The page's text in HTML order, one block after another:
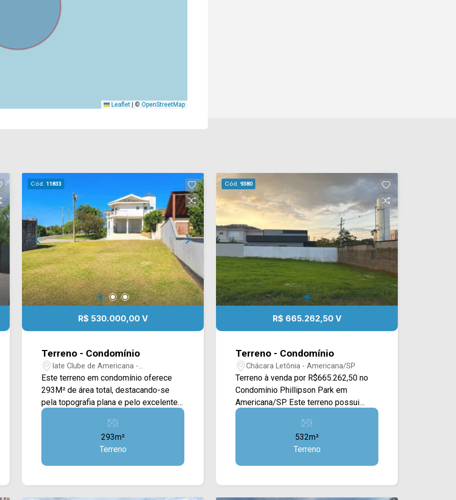
Leaflet © OpenStreetMap
Cód. 11833
R$ 530.000,00 V
Terreno - Condomínio
Iate Clube de Americana -
Americana/SP
Este terreno em condomínio oferece
293M² de área total, destacando-se
pela topografia plana e pelo excelente
potencial construtivo, sendo uma ótima
oportunidade para quem deseja
construir uma residência moderna em
um ambiente seguro, organizado e
valorizado. Com um formato versátil e
permite a execução de diferentes
293m²
Terreno
Cód. 9380
R$ 665.262,50 V
Terreno - Condomínio
Chácara Letônia - Americana/SP
Terreno à venda por R$665.262,50 no
Condomínio Phillipson Park em
Americana/SP. Este terreno possui
532M², contando com uma ampla área
plana e com calçada, a área esta
gramada, ao lado do muro do
condomínio e com outras casas ao
redor. Localizado no bairro Chácara
à Av. Suzimara de Lurdes Bazaneli, Av.
532m²
Terreno